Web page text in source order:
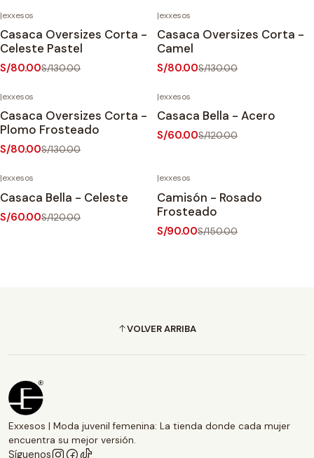
|exxesos
Casaca Oversizes Corta -
Celeste Pastel
S/80.00S/130.00
Agotado
|exxesos
Casaca Oversizes Corta -
Camel
S/80.00S/130.00
|exxesos
Casaca Oversizes Corta -
Plomo Frosteado
S/80.00S/130.00
|exxesos
Casaca Bella - Acero
S/60.00S/120.00
|exxesos
Casaca Bella - Celeste
S/60.00S/120.00
|exxesos
Camisón - Rosado
Frosteado
S/90.00S/150.00
VOLVER ARRIBA
Exxesos | Moda juvenil femenina: La tienda donde cada mujer
encuentra su mejor versión.
Síguenos